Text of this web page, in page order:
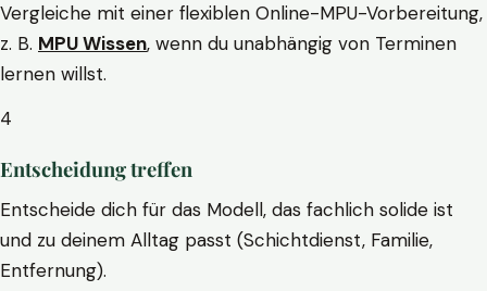
Vergleiche mit einer flexiblen Online-MPU-Vorbereitung,
z. B. MPU Wissen, wenn du unabhängig von Terminen
lernen willst.
4
Entscheidung treffen
Entscheide dich für das Modell, das fachlich solide ist
und zu deinem Alltag passt (Schichtdienst, Familie,
Entfernung).